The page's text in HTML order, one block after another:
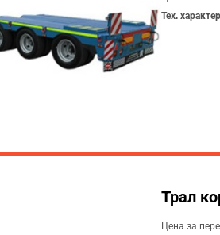
Тех.
Трал
Цена за